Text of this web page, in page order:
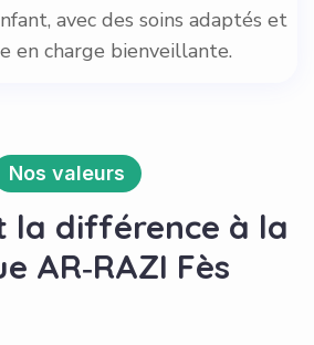
avec des soins adaptés et
en charge bienveillante.
Nos valeurs
la différence à la
AR‑RAZI Fès